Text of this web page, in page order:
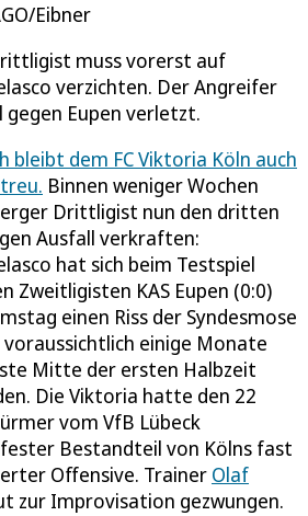
Eibner
muss vorerst auf
verzichten. Der Angreifer
gegen Eupen verletzt.
bleibt dem FC Viktoria Köln auch
Binnen weniger Wochen
Drittligist nun den dritten
Ausfall verkraften:
hat sich beim Testspiel
Zweitligisten KAS Eupen (0:0)
einen Riss der Syndesmose
einige Monate
Mitte der ersten Halbzeit
Die Viktoria hatte den 22
vom VfB Lübeck
Bestandteil von Kölns fast
Offensive. Trainer Olaf
zur Improvisation gezwungen.